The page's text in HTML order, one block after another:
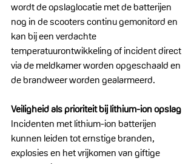
wordt de opslaglocatie met de batterijen
nog in de scooters continu gemonitord en
kan bij een verdachte
temperatuurontwikkeling of incident direct
via de meldkamer worden opgeschaald en
de brandweer worden gealarmeerd.
Veiligheid als prioriteit bij lithium-ion opslag
Incidenten met lithium-ion batterijen
kunnen leiden tot ernstige branden,
explosies en het vrijkomen van giftige